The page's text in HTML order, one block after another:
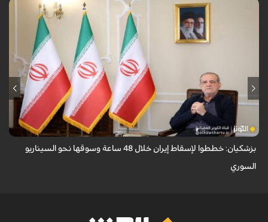
قال الرئيس الايراني مسعود بزشكيان ان الأعداء وضعوا خططًا وتصوروا أن
بإمكانهم السيطرة على إيران خلال 48 ساعة كما فعلوا مع سوريا.
بزشكيان: خططوا لإسقاط إيران خلال 48 ساعة وسوقها نحو السيناريو
السوري